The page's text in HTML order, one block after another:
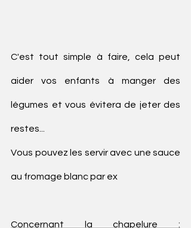
C'est tout simple à faire, cela peut
aider vos enfants à manger des
légumes et vous évitera de jeter des
restes...
Vous pouvez les servir avec une sauce
au fromage blanc par ex
Concernant la chapelure :